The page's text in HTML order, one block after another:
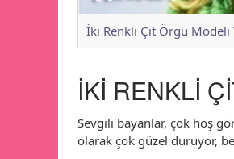
İki Renkli Çit Örgü Modeli
İKİ RENKLİ
Sevgili bayanlar, çok hoş
olarak çok güzel duruyor,